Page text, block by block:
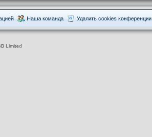
Удалить cookies конференции
Наша команда
Limited